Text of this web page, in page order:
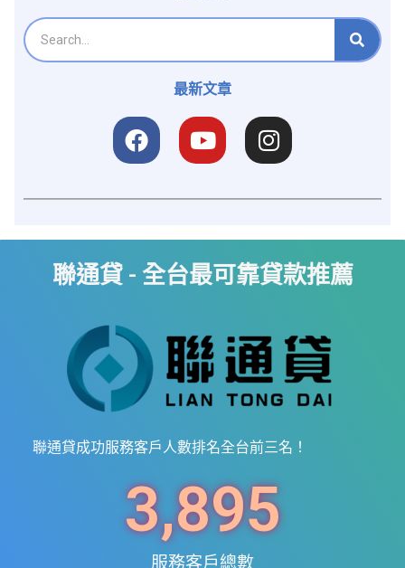
最新文章
聯通貸 - 全台最可靠貸款推薦
聯通貸成功服務客戶人數排名全台前三名！
服務客戶總數
3,895